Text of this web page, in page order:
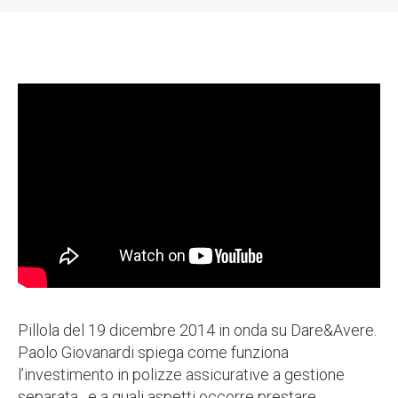
Pillola del 19 dicembre 2014 in onda su Dare&Avere.
Paolo Giovanardi spiega come funziona
l’investimento in polizze assicurative a gestione